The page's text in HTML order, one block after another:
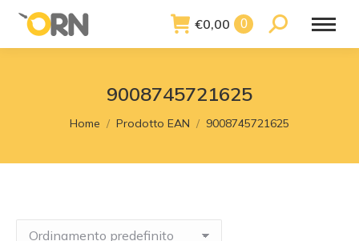
€0,00 0 Search:
9008745721625
You are here:
Home Prodotto EAN 9008745721625